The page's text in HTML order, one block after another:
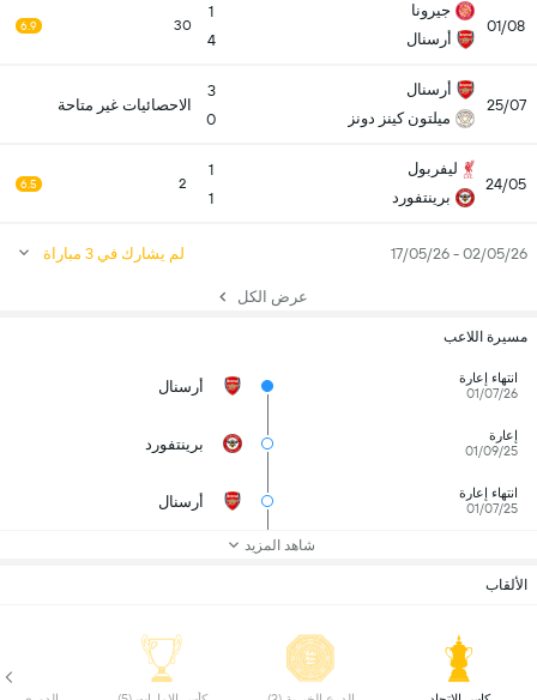
01/08
جيرونا
أرسنال
1
4
30
6.9
25/07
أرسنال
ميلتون كينز دونز
3
0
الاحصائيات غير متاحة
24/05
ليفربول
برينتفورد
1
1
2
6.5
02/05/26 - 17/05/26 لم يشارك في 3 مباراة
عرض الكل
مسيرة اللاعب
انتهاء إعارة
01/07/26
أرسنال
إعارة
01/09/25
برينتفورد
انتهاء إعارة
01/07/25
أرسنال
شاهد المزيد
الألقاب